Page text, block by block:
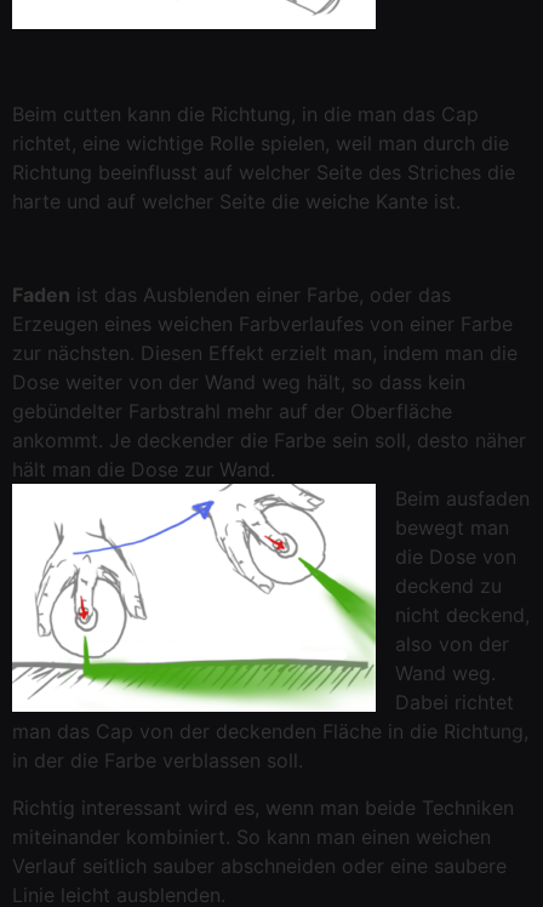
Beim cutten kann die Richtung, in die man das Cap
richtet, eine wichtige Rolle spielen, weil man durch die
Richtung beeinflusst auf welcher Seite des Striches die
harte und auf welcher Seite die weiche Kante ist.
Faden ist das Ausblenden einer Farbe, oder das
Erzeugen eines weichen Farbverlaufes von einer Farbe
zur nächsten. Diesen Effekt erzielt man, indem man die
Dose weiter von der Wand weg hält, so dass kein
gebündelter Farbstrahl mehr auf der Oberfläche
ankommt. Je deckender die Farbe sein soll, desto näher
hält man die Dose zur Wand.
Beim ausfaden
bewegt man
die Dose von
deckend zu
nicht deckend,
also von der
Wand weg.
Dabei richtet
man das Cap von der deckenden Fläche in die Richtung,
in der die Farbe verblassen soll.
Richtig interessant wird es, wenn man beide Techniken
miteinander kombiniert. So kann man einen weichen
Verlauf seitlich sauber abschneiden oder eine saubere
Linie leicht ausblenden.